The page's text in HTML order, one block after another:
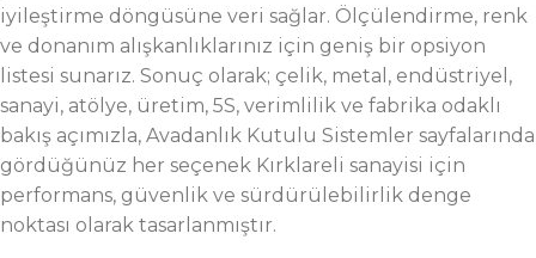
iyileştirme döngüsüne veri sağlar. Ölçülendirme, renk
ve donanım alışkanlıklarınız için geniş bir opsiyon
listesi sunarız. Sonuç olarak; çelik, metal, endüstriyel,
sanayi, atölye, üretim, 5S, verimlilik ve fabrika odaklı
bakış açımızla, Avadanlık Kutulu Sistemler sayfalarında
gördüğünüz her seçenek Kırklareli sanayisi için
performans, güvenlik ve sürdürülebilirlik denge
noktası olarak tasarlanmıştır.